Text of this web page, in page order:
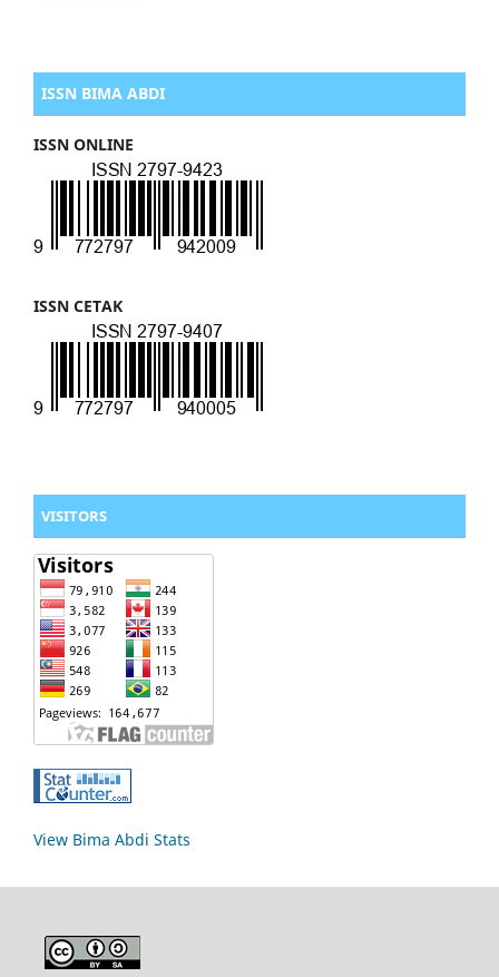
ISSN BIMA ABDI
ISSN ONLINE
ISSN CETAK
VISITORS
View Bima Abdi Stats